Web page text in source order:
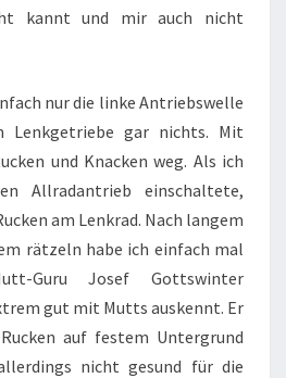
kannt und mir auch nicht
nur die linke Antriebswelle
Lenkgetriebe gar nichts. Mit
und Knacken weg. Als ich
Allradantrieb einschaltete,
am Lenkrad. Nach langem
rätzeln habe ich einfach mal
Guru Josef Gottswinter
gut mit Mutts auskennt. Er
auf festem Untergrund
nicht gesund für die